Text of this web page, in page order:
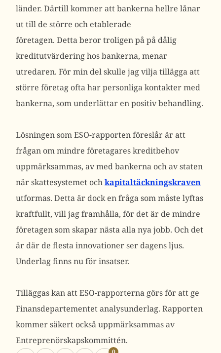
länder. Därtill kommer att bankerna hellre lånar
ut till de större och etablerade
företagen. Detta beror troligen på på dålig
kreditutvärdering hos bankerna, menar
utredaren. För min del skulle jag vilja tillägga att
större företag ofta har personliga kontakter med
bankerna, som underlättar en positiv behandling.
Lösningen som ESO-rapporten föreslår är att
frågan om mindre företagares kreditbehov
uppmärksammas, av med bankerna och av staten
när skattesystemet ochkapitaltäckningskraven
utformas. Detta är dock en fråga som måste lyftas
kraftfullt, vill jag framhålla, för det är de mindre
företagen som skapar nästa alla nya jobb. Och det
är där de flesta innovationer ser dagens ljus.
Underlag finns nu för insatser.
Tilläggas kan att ESO-rapporterna görs för att ge
Finansdepartementet analysunderlag. Rapporten
kommer säkert också uppmärksammas av
Entreprenörskapskommittén.